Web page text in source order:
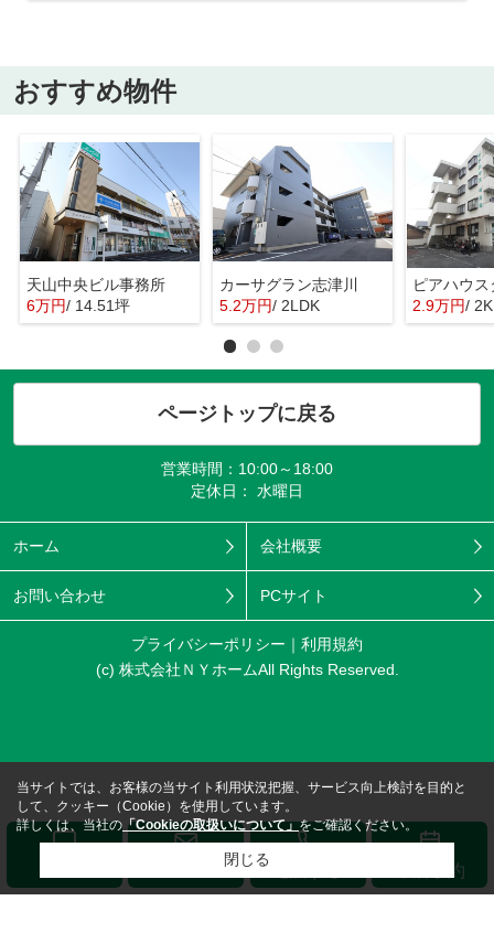
おすすめ物件
天山中央ビル事務所
6万円/ 14.51坪
カーサグラン志津川
5.2万円/ 2LDK
ピアハウス
2.9万円/ 2K
ページトップに戻る
営業時間：10:00～18:00
定休日： 水曜日
ホーム 会社概要
お問い合わせ PCサイト
プライバシーポリシー
利用規約
(c) 株式会社ＮＹホームAll Rights Reserved.
来店予約
当サイトでは、お客様の当サイト利用状況把握、サービス向上検討を目的と
して、クッキー（Cookie）を使用しています。
詳しくは、当社の 「Cookieの取扱いについて」をご確認ください。
閉じる